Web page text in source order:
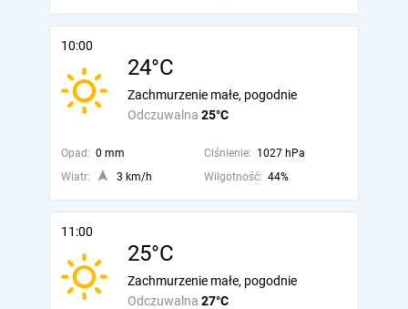
10:00
24°C
Odczuwalna 25°C
Zachmurzenie małe, pogodnie
Opad: 0 mm Ciśnienie: 1027 hPa
Wiatr:
3 km/h Wilgotność: 44%
11:00
25°C
Odczuwalna 27°C
Zachmurzenie małe, pogodnie